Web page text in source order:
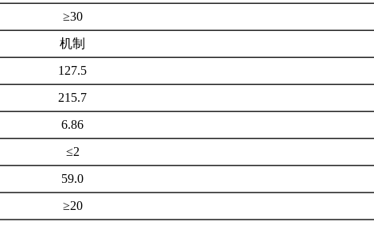
≥30
机制
127.5
215.7
6.86
≤2
59.0
≥20